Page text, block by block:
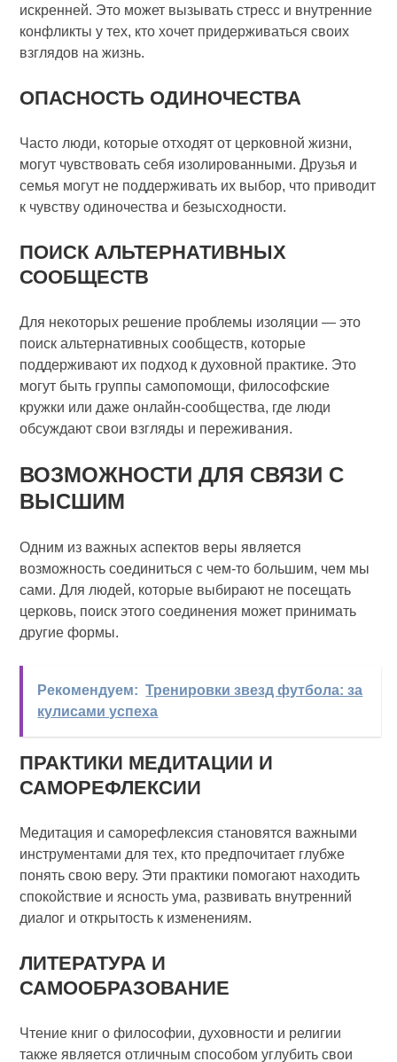
искренней. Это может вызывать стресс и внутренние
конфликты у тех, кто хочет придерживаться своих
взглядов на жизнь.
ОПАСНОСТЬ ОДИНОЧЕСТВА
Часто люди, которые отходят от церковной жизни,
могут чувствовать себя изолированными. Друзья и
семья могут не поддерживать их выбор, что приводит
к чувству одиночества и безысходности.
ПОИСК АЛЬТЕРНАТИВНЫХ
СООБЩЕСТВ
Для некоторых решение проблемы изоляции — это
поиск альтернативных сообществ, которые
поддерживают их подход к духовной практике. Это
могут быть группы самопомощи, философские
кружки или даже онлайн-сообщества, где люди
обсуждают свои взгляды и переживания.
ВОЗМОЖНОСТИ ДЛЯ СВЯЗИ С
ВЫСШИМ
Одним из важных аспектов веры является
возможность соединиться с чем-то большим, чем мы
сами. Для людей, которые выбирают не посещать
церковь, поиск этого соединения может принимать
другие формы.
Рекомендуем: Тренировки звезд футбола: за
кулисами успеха
ПРАКТИКИ МЕДИТАЦИИ И
САМОРЕФЛЕКСИИ
Медитация и саморефлексия становятся важными
инструментами для тех, кто предпочитает глубже
понять свою веру. Эти практики помогают находить
спокойствие и ясность ума, развивать внутренний
диалог и открытость к изменениям.
ЛИТЕРАТУРА И
САМООБРАЗОВАНИЕ
Чтение книг о философии, духовности и религии
также является отличным способом углубить свои